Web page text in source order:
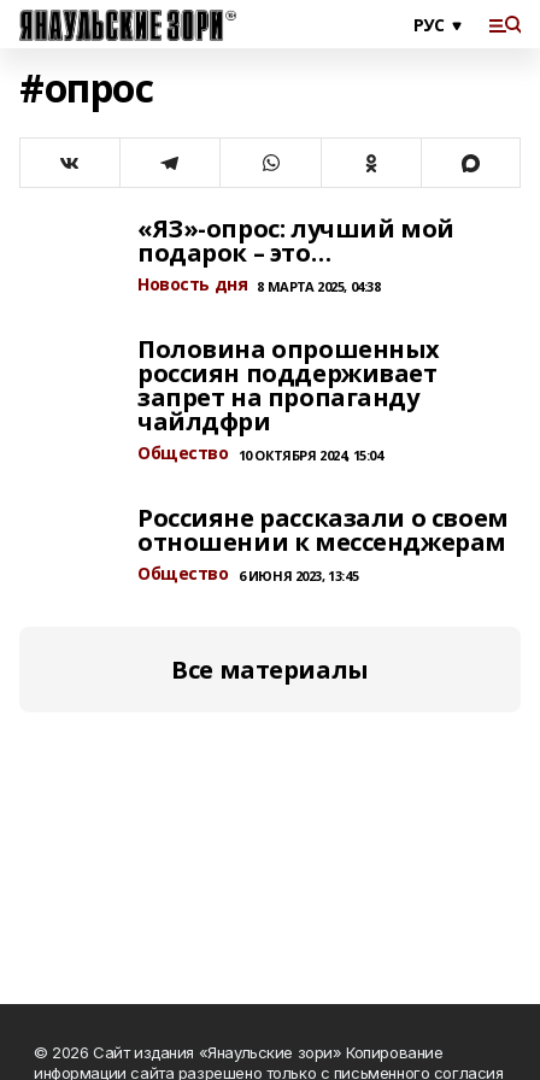
#опрос
«ЯЗ»-опрос: лучший мой
подарок – это…
Новость дня 8 МАРТА 2025, 04:38
Половина опрошенных
россиян поддерживает
запрет на пропаганду
чайлдфри
Общество 10 ОКТЯБРЯ 2024, 15:04
Россияне рассказали о своем
отношении к мессенджерам
Общество 6 ИЮНЯ 2023, 13:45
Все материалы
© 2026 Сайт издания «Янаульские зори» Копирование
информации сайта разрешено только с письменного согласия